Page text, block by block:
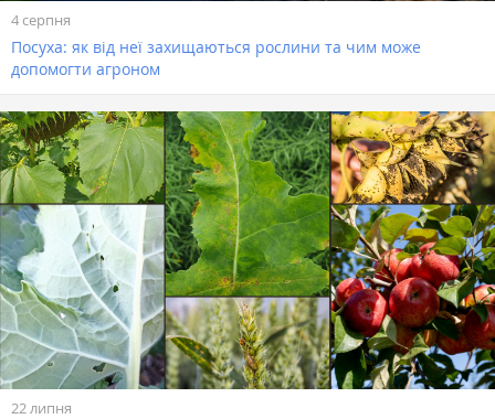
4 серпня
Посуха: як від неї захищаються рослини та чим може
допомогти агроном
22 липня